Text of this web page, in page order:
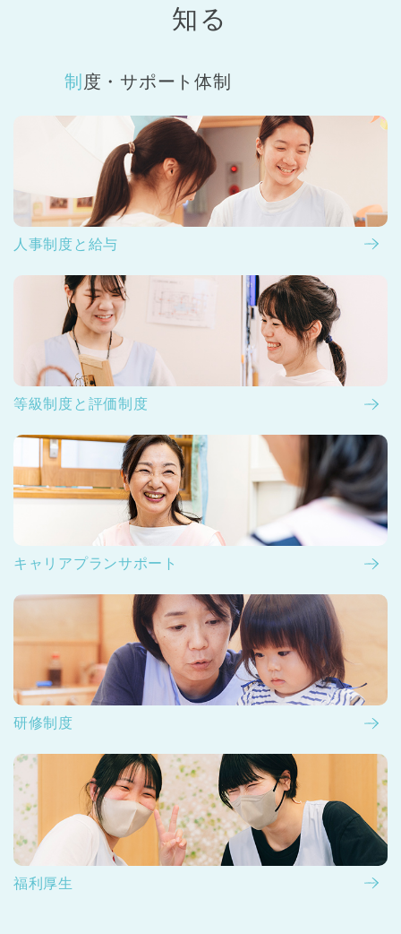
知る
制度・サポート体制
人事制度と給与
等級制度と評価制度
キャリアプランサポート
研修制度
福利厚生